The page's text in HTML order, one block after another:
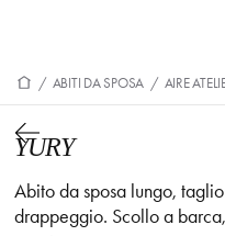
/ ABITI DA SPOSA / AIRE
YURY
Abito da sposa lungo,
drappeggio. Scollo a